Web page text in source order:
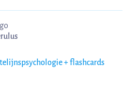
+ flashcards